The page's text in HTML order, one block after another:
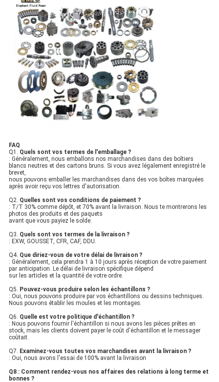
FAQ
Q1. Quels sont vos termes de l'emballage ?
: Généralement, nous emballons nos marchandises dans des boîtiers
blancs neutres et des cartons bruns. Si vous avez légalement enregistré le
brevet,
nous pouvons emballer les marchandises dans des vos boîtes marquées
après avoir reçu vos lettres d'autorisation.
Q2. Quelles sont vos conditions de paiement ?
: T/T 30% comme dépôt, et 70% avant la livraison. Nous te montrerons les
photos des produits et des paquets
avant que vous payiez le solde.
Q3. Quels sont vos termes de la livraison ?
: EXW, GOUSSET, CFR, CAF, DDU.
Q4. Que diriez-vous de votre délai de livraison ?
: Généralement, cela prendra 1 à 10 jours après réception de votre paiement
par anticipation. Le délai de livraison spécifique dépend
sur les articles et la quantité de votre ordre.
Q5. Pouvez-vous produire selon les échantillons ?
: Oui, nous pouvons produire par vos échantillons ou dessins techniques.
Nous pouvons établir les moules et les montages.
Q6. Quelle est votre politique d'échantillon ?
: Nous pouvons fournir l'échantillon si nous avons les pièces prêtes en
stock, mais les clients doivent payer le coût d'échantillon et le messager
coûtait.
Q7. Examinez-vous toutes vos marchandises avant la livraison ?
: Oui, nous avons l'essai de 100% avant la livraison
Q8 : Comment rendez-vous nos affaires des relations à long terme et
bonnes ?